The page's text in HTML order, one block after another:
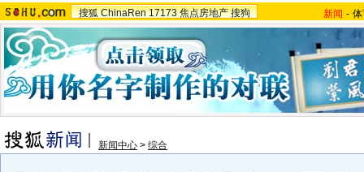
搜狐 ChinaRen 17173 焦点房地产 搜狗 新闻 -
新闻中心 > 综合